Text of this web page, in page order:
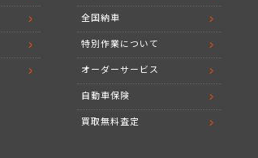
全国納車
特別作業について
オーダーサービス
自動車保険
買取無料査定